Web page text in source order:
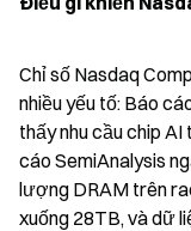
Chỉ số Nasdaq
nhiều yếu tố: Báo
thấy nhu cầu chip
cáo SemiAnalysis
lượng DRAM trên
xuống 28TB, và dữ